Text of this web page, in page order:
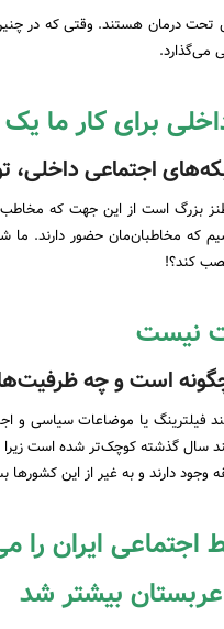
تحت درمان هستند. وقتی که
‌می‌گذارد.
برای کار ما
اجتماعی داخلی،
بزرگ است از این جهت که مخاطب
که مخاطبان‌مان حضور دارند. ما
کند؟!
نیست
است و چه
یا موضاعات سیاسی و
سال گذشته کوچک‌تر شده است
وجود دارند و به غیر از این
ایران را
بیشتر شد